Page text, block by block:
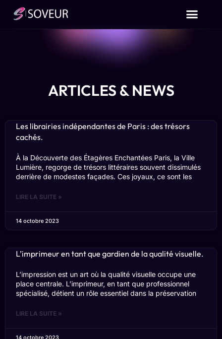
ARTICLES & NEWS
Les librairies indépendantes de Paris : des trésors
cachés.
À la Découverte des Étagères Enchantées Paris, la Ville
Lumière, regorge de trésors littéraires souvent dissimulés
derrière de modestes façades. Ces joyaux, ce sont les
LIRE LA SUITE »
14 octobre 2023
L’imprimeur en tant que gardien de la qualité visuelle.
L’impression est un art où la qualité visuelle occupe une
place centrale. L’imprimeur, en tant que professionnel
spécialisé, détient un rôle essentiel dans la préservation
LIRE LA SUITE »
14 octobre 2023